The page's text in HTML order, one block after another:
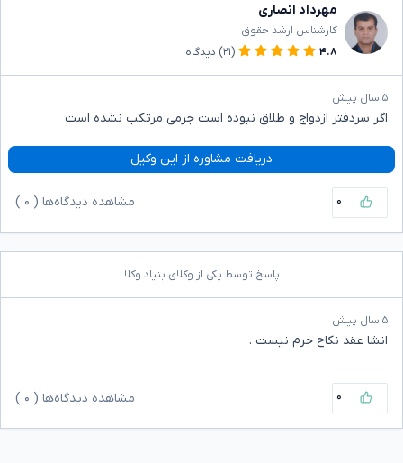
مهرداد انصاری
کارشناس ارشد حقوق
۴.۸
(۲۱) دیدگاه
۵ سال پیش
اگر سردفتر ازدواج و طلاق نبوده است جرمی مرتکب نشده است
دریافت مشاوره از این وکیل
۰ مشاهده دیدگاه‌ها ( ۰
پاسخ توسط یکی از وکلای بنیاد وکلا
۵ سال پیش
انشا عقد نکاح جرم نیست .
۰ مشاهده دیدگاه‌ها ( ۰